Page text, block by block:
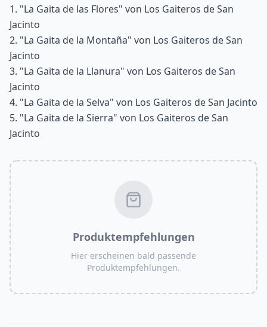
1. "La Gaita de las Flores" von Los Gaiteros de San
Jacinto
2. "La Gaita de la Montaña" von Los Gaiteros de San
Jacinto
3. "La Gaita de la Llanura" von Los Gaiteros de San
Jacinto
4. "La Gaita de la Selva" von Los Gaiteros de San Jacinto
5. "La Gaita de la Sierra" von Los Gaiteros de San
Jacinto
Produktempfehlungen
Hier erscheinen bald passende
Produktempfehlungen.